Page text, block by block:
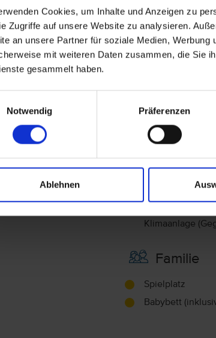
Cookies, um Inhalte und Anzeigen zu
Zugriffe auf unsere Website zu analysieren.
an unsere Partner für soziale Medien,
mit weiteren Daten zusammen, die Sie
gesammelt haben.
Notwendig
Präferenzen
Ablehnen
Seitl.Meerblick
36 m²
Balkon,
Einzelbett,
Kühlschrank
Doppelzimmer
Meerblick
Balkon,
Einzelbett,
Klimaanlage
Familie
Spielplatz
Babybett